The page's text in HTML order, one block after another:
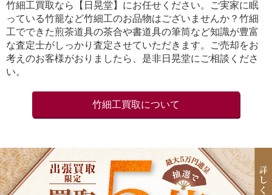
竹細工買取なら【日晃堂】にお任せください。ご実家に眠
っている竹籠など竹細工のお品物はございませんか？竹細
工でできた煎茶道具の茶合や書道具の筆筒など知識が豊富
な査定士がしっかり査定させていただきます。ご売却をお
考えのお客様がおりましたら、是非日晃堂にご相談くださ
い。
竹細工買取について